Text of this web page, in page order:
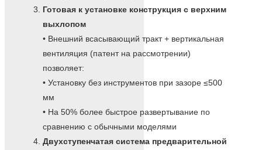
Готовая к установке конструкция с верхним
выхлопом
• Внешний всасывающий тракт + вертикальная
вентиляция (патент на рассмотрении)
позволяет:
• Установку без инструментов при зазоре ≤500
мм
• На 50% более быстрое развертывание по
сравнению с обычными моделями
Двухступенчатая система предварительной